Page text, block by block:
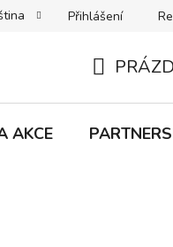
| VÝMĚNA ZBOŽÍ
Přihlášení
KOŠÍK
AKCE